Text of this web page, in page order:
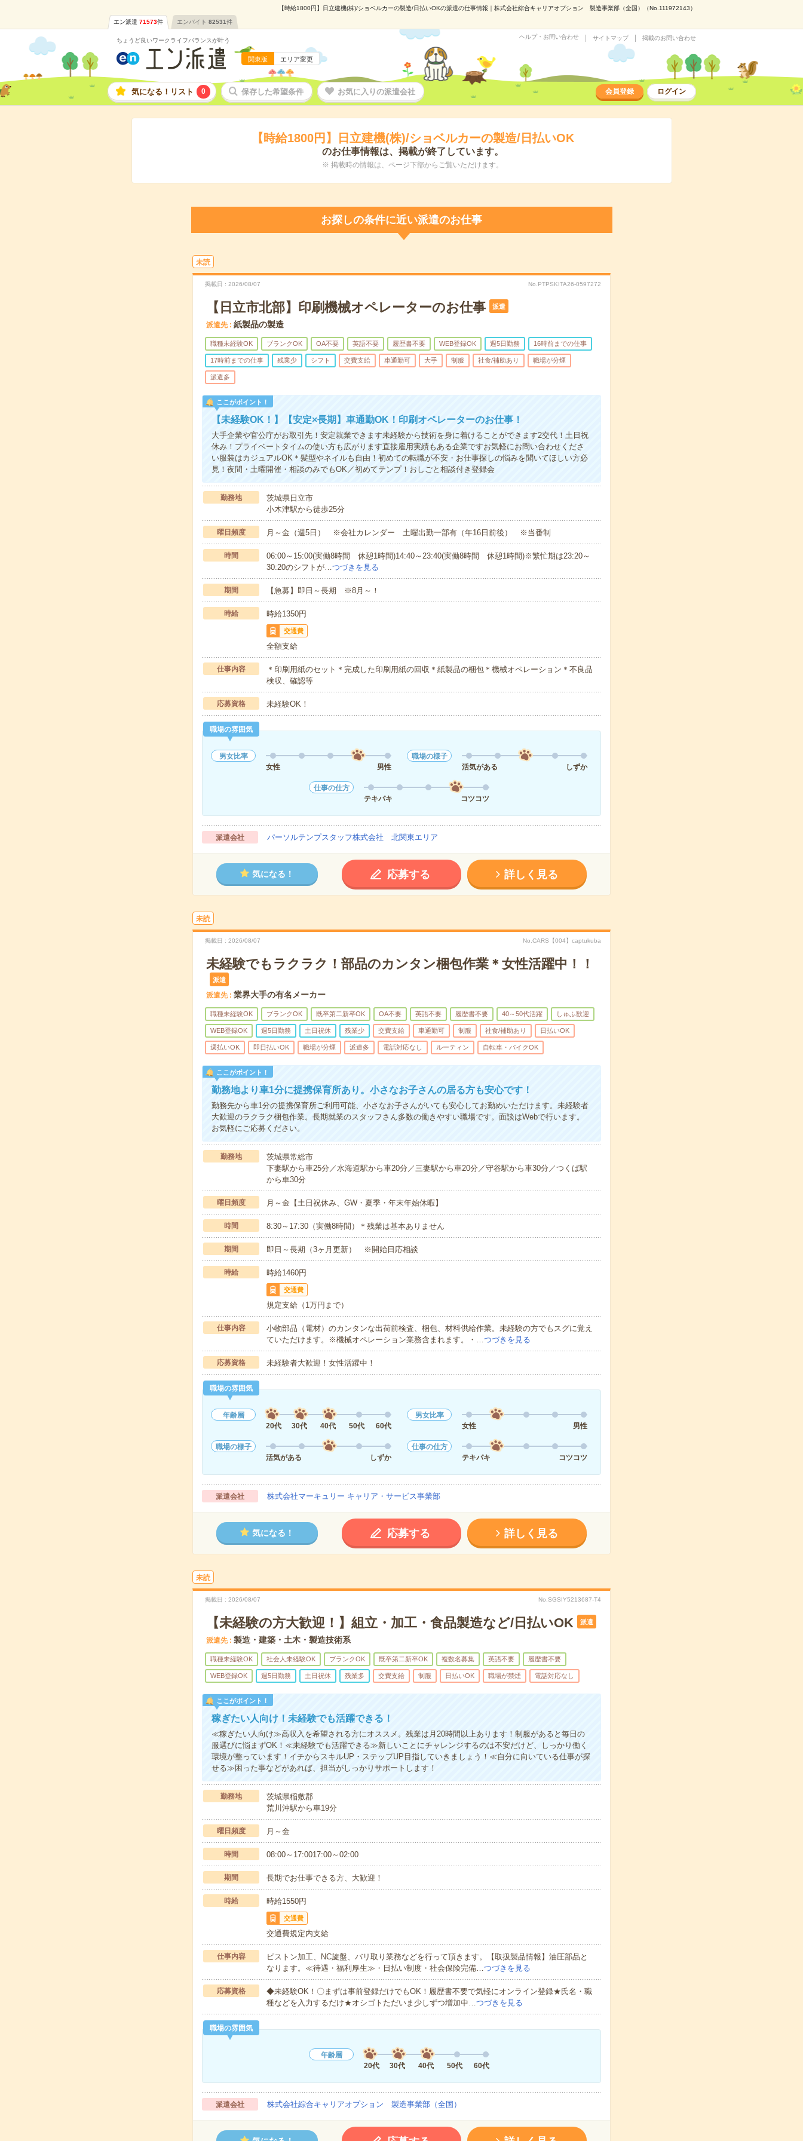
【時給1800円】日立建機(株)/ショベルカーの製造/日払いOKの派遣の仕事情報｜株式会社綜合キャリアオプション 製造事業部（全国）（No.111972143）
エン派遣 71573件 エンバイト 82531件
ちょうど良いワークライフバランスが叶う
関東版 エリア変更
ヘルプ・お問い合わせ サイトマップ 掲載のお問い合わせ
気になる！リスト 0 保存した希望条件 お気に入りの派遣会社 会員登録 ログイン
【時給1800円】日立建機(株)/ショベルカーの製造/日払いOK
のお仕事情報は、掲載が終了しています。
※ 掲載時の情報は、ページ下部からご覧いただけます。
お探しの条件に近い派遣のお仕事
未読
掲載日 2026/08/07 No.PTPSKITA26-0597272
【日立市北部】印刷機械オペレーターのお仕事 派遣
派遣先 紙製品の製造
職種未経験OK ブランクOK OA不要 英語不要 履歴書不要 WEB登録OK 週5日勤務 16時前までの仕事
17時前までの仕事 残業少 シフト 交費支給 車通勤可 大手 制服 社食/補助あり 職場が分煙
派遣多
ここがポイント！
【未経験OK！】【安定×長期】車通勤OK！印刷オペレーターのお仕事！
大手企業や官公庁がお取引先！安定就業できます未経験から技術を身に着けることができます2交代！土日祝
休み！プライベートタイムの使い方も広がります直接雇用実績もある企業ですお気軽にお問い合わせくださ
い服装はカジュアルOK＊髪型やネイルも自由！初めての転職が不安・お仕事探しの悩みを聞いてほしい方必
見！夜間・土曜開催・相談のみでもOK／初めてテンプ！おしごと相談付き登録会
勤務地
茨城県日立市
小木津駅から徒歩25分
曜日頻度 月～金（週5日） ※会社カレンダー 土曜出勤一部有（年16日前後） ※当番制
時間
06:00～15:00(実働8時間 休憩1時間)14:40～23:40(実働8時間 休憩1時間)※繁忙期は23:20～
30:20のシフトが…つづきを見る
期間 【急募】即日～長期 ※8月～！
時給 時給1350円
交通費
全額支給
仕事内容
＊印刷用紙のセット＊完成した印刷用紙の回収＊紙製品の梱包＊機械オペレーション＊不良品
検収、確認等
応募資格 未経験OK！
職場の雰囲気
男女比率
女性
男性
職場の様子
活気がある
しずか
仕事の仕方
テキパキ
コツコツ
派遣会社 パーソルテンプスタッフ株式会社 北関東エリア
気になる！ 応募する 詳しく見る
未読
掲載日 2026/08/07 No.CARS【004】captukuba
未経験でもラクラク！部品のカンタン梱包作業＊女性活躍中！！
派遣
派遣先 業界大手の有名メーカー
職種未経験OK ブランクOK 既卒第二新卒OK OA不要 英語不要 履歴書不要 40～50代活躍 しゅふ歓迎
WEB登録OK 週5日勤務 土日祝休 残業少 交費支給 車通勤可 制服 社食/補助あり 日払いOK
週払いOK 即日払いOK 職場が分煙 派遣多 電話対応なし ルーティン 自転車・バイクOK
ここがポイント！
勤務地より車1分に提携保育所あり。小さなお子さんの居る方も安心です！
勤務先から車1分の提携保育所ご利用可能、小さなお子さんがいても安心してお勤めいただけます。未経験者
大歓迎のラクラク梱包作業。長期就業のスタッフさん多数の働きやすい職場です。面談はWebで行います。
お気軽にご応募ください。
勤務地
茨城県常総市
下妻駅から車25分／水海道駅から車20分／三妻駅から車20分／守谷駅から車30分／つくば駅
から車30分
曜日頻度 月～金【土日祝休み、GW・夏季・年末年始休暇】
時間 8:30～17:30（実働8時間）＊残業は基本ありません
期間 即日～長期（3ヶ月更新） ※開始日応相談
時給 時給1460円
交通費
規定支給（1万円まで）
仕事内容
小物部品（電材）のカンタンな出荷前検査、梱包、材料供給作業。未経験の方でもスグに覚え
ていただけます。※機械オペレーション業務含まれます。・…つづきを見る
応募資格 未経験者大歓迎！女性活躍中！
職場の雰囲気
年齢層
20代
30代 40代 50代 60代
男女比率
女性
男性
職場の様子
活気がある
しずか
仕事の仕方
テキパキ
コツコツ
派遣会社 株式会社マーキュリー キャリア・サービス事業部
気になる！ 応募する 詳しく見る
未読
掲載日 2026/08/07 No.SGSIY5213687-T4
【未経験の方大歓迎！】組立・加工・食品製造など/日払いOK 派遣
派遣先 製造・建築・土木・製造技術系
職種未経験OK 社会人未経験OK ブランクOK 既卒第二新卒OK 複数名募集 英語不要 履歴書不要
WEB登録OK 週5日勤務 土日祝休 残業多 交費支給 制服 日払いOK 職場が禁煙 電話対応なし
ここがポイント！
稼ぎたい人向け！未経験でも活躍できる！
≪稼ぎたい人向け≫高収入を希望される方にオススメ。残業は月20時間以上あります！制服があると毎日の
服選びに悩まずOK！≪未経験でも活躍できる≫新しいことにチャレンジするのは不安だけど、しっかり働く
環境が整っています！イチからスキルUP・ステップUP目指していきましょう！≪自分に向いている仕事が探
せる≫困った事などがあれば、担当がしっかりサポートします！
勤務地
茨城県稲敷郡
荒川沖駅から車19分
曜日頻度 月～金
時間 08:00～17:0017:00～02:00
期間 長期でお仕事できる方、大歓迎！
時給 時給1550円
交通費
交通費規定内支給
仕事内容
ピストン加工、NC旋盤、バリ取り業務などを行って頂きます。【取扱製品情報】油圧部品と
なります。≪待遇・福利厚生≫・日払い制度・社会保険完備…つづきを見る
応募資格
◆未経験OK！〇まずは事前登録だけでもOK！履歴書不要で気軽にオンライン登録★氏名・職
種などを入力するだけ★オシゴトただいま少しずつ増加中…つづきを見る
職場の雰囲気
年齢層
20代
30代 40代 50代 60代
派遣会社 株式会社綜合キャリアオプション 製造事業部（全国）